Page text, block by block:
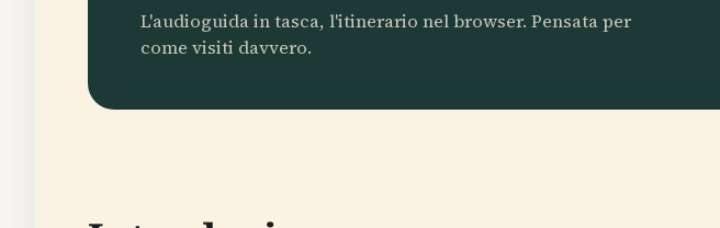
L'audioguida in tasca, l'itinerario nel browser. Pensata per
come visiti davvero.